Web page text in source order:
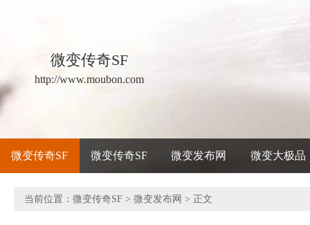
微变传奇SF
http://www.moubon.com
微变传奇SF 微变传奇SF 微变发布网 微变大极品
当前位置： 微变传奇SF > 微变发布网 > 正文